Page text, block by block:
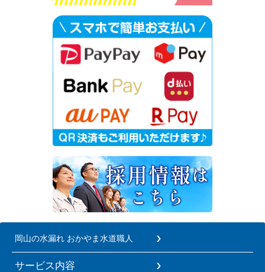
岡山の水漏れ おかやま水道職人
サービス内容